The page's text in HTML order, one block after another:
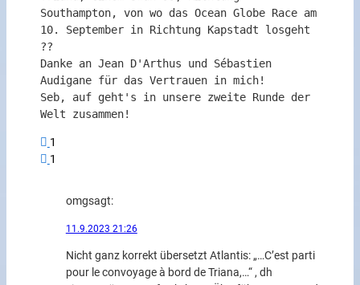
Southampton, von wo das Ocean Globe Race am
10. September in Richtung Kapstadt losgeht
??
Danke an Jean D'Arthus und Sébastien
Audigane für das Vertrauen in mich!
Seb, auf geht's in unsere zweite Runde der
Welt zusammen!
1
1
omgsagt:
11.9.2023 21:26
Nicht ganz korrekt übersetzt Atlantis: „…C’est parti
pour le convoyage à bord de Triana,…“ , dh